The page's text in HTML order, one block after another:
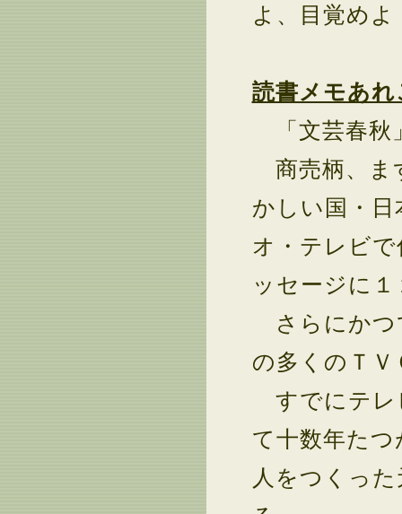
よ、目覚めよ
読書メモあれ
「文芸春秋
商売柄、ま
かしい国・
オ・テレビ
ッセージに
さらにかつ
の多くのＴ
すでにテレ
て十数年た
人をつくっ